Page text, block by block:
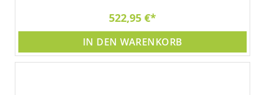
522,95 €
IN DEN WARENKORB